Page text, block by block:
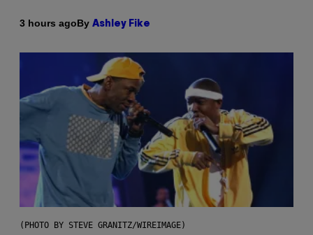
3 hours agoBy Ashley Fike
(PHOTO BY STEVE GRANITZ/WIREIMAGE)